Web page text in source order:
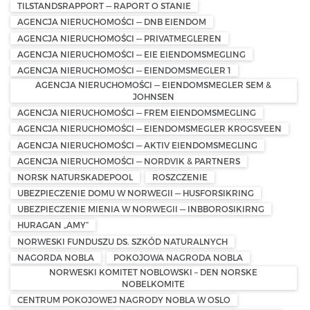
TILSTANDSRAPPORT — RAPORT O STANIE
AGENCJA NIERUCHOMOŚCI — DNB EIENDOM
AGENCJA NIERUCHOMOŚCI — PRIVATMEGLEREN
AGENCJA NIERUCHOMOŚCI — EIE EIENDOMSMEGLING
AGENCJA NIERUCHOMOŚCI — EIENDOMSMEGLER 1
AGENCJA NIERUCHOMOŚCI — EIENDOMSMEGLER SEM &
JOHNSEN
AGENCJA NIERUCHOMOŚCI — FREM EIENDOMSMEGLING
AGENCJA NIERUCHOMOŚCI — EIENDOMSMEGLER KROGSVEEN
AGENCJA NIERUCHOMOŚCI — AKTIV EIENDOMSMEGLING
AGENCJA NIERUCHOMOŚCI — NORDVIK & PARTNERS
NORSK NATURSKADEPOOL
ROSZCZENIE
UBEZPIECZENIE DOMU W NORWEGII — HUSFORSIKRING
UBEZPIECZENIE MIENIA W NORWEGII — INBBOROSIKIRNG
HURAGAN „AMY”
NORWESKI FUNDUSZU DS. SZKÓD NATURALNYCH
NAGORDA NOBLA
POKOJOWA NAGRODA NOBLA
NORWESKI KOMITET NOBLOWSKI – DEN NORSKE
NOBELKOMITE
CENTRUM POKOJOWEJ NAGRODY NOBLA W OSLO